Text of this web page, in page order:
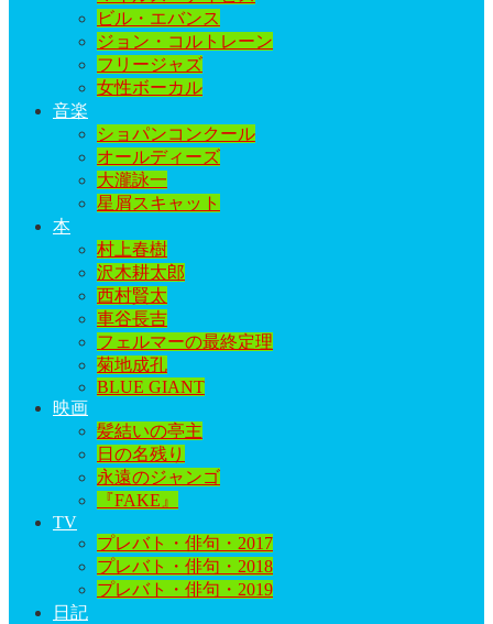
ビル・エバンス
ジョン・コルトレーン
フリージャズ
女性ボーカル
音楽
ショパンコンクール
オールディーズ
大瀧詠一
星屑スキャット
本
村上春樹
沢木耕太郎
西村賢太
車谷長吉
フェルマーの最終定理
菊地成孔
BLUE GIANT
映画
髪結いの亭主
日の名残り
永遠のジャンゴ
『FAKE』
TV
プレバト・俳句・2017
プレバト・俳句・2018
プレバト・俳句・2019
日記